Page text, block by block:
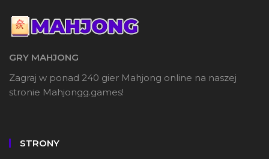
GRY MAHJONG
Zagraj w ponad 240 gier Mahjong online na naszej
stronie Mahjongg.games!
STRONY